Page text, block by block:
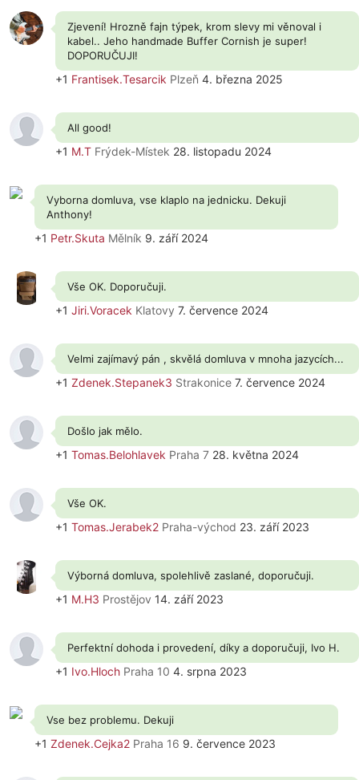
Zjevení! Hrozně fajn týpek, krom slevy mi věnoval i
kabel.. Jeho handmade Buffer Cornish je super!
DOPORUČUJI!
+1 Frantisek.Tesarcik Plzeň 4. března 2025
All good!
+1 M.T Frýdek-Místek 28. listopadu 2024
Vyborna domluva, vse klaplo na jednicku. Dekuji
Anthony!
+1 Petr.Skuta Mělník 9. září 2024
Vše OK. Doporučuji.
+1 Jiri.Voracek Klatovy 7. července 2024
Velmi zajímavý pán , skvělá domluva v mnoha jazycích...
+1 Zdenek.Stepanek3 Strakonice 7. července 2024
Došlo jak mělo.
+1 Tomas.Belohlavek Praha 7 28. května 2024
Vše OK.
+1 Tomas.Jerabek2 Praha-východ 23. září 2023
Výborná domluva, spolehlivě zaslané, doporučuji.
+1 M.H3 Prostějov 14. září 2023
Perfektní dohoda i provedení, díky a doporučuji, Ivo H.
+1 Ivo.Hloch Praha 10 4. srpna 2023
Vse bez problemu. Dekuji
+1 Zdenek.Cejka2 Praha 16 9. července 2023